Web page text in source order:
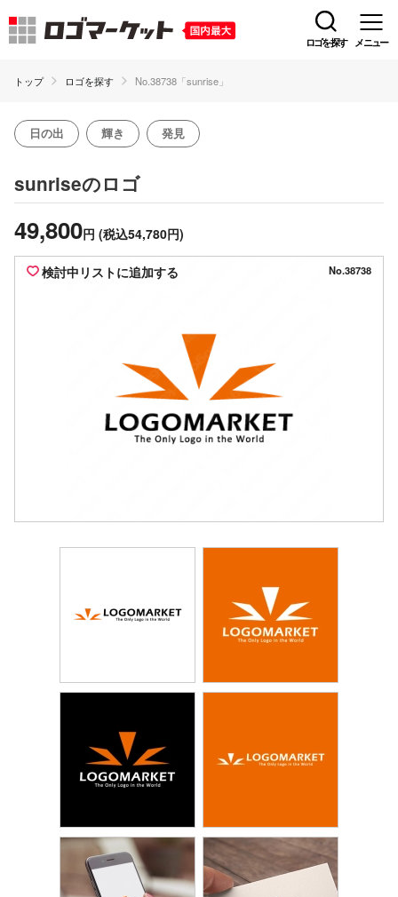
ロゴを探す メニュー
トップ ロゴを探す No.38738「sunrise」
日の出 輝き 発見
sunriseのロゴ
49,800円 (税込54,780円)
検討中リストに追加する No.38738